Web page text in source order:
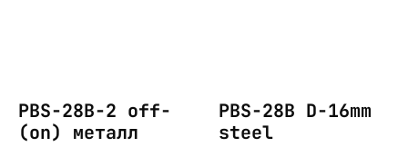
PBS-28B-2 off-
(on) металл
PBS-28B D-16mm
steel